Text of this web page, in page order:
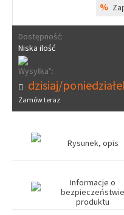
%
Dostępność:
Niska ilość
Wysyłka*:
dzisiaj/
Zamów teraz
Rysunek, opis
Informacje o
bezpieczeństwie
produktu